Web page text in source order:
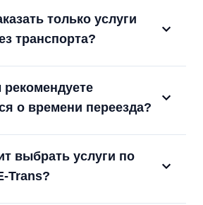
только услуги
транспорта?
о времени переезда?
выбрать услуги по
Trans?